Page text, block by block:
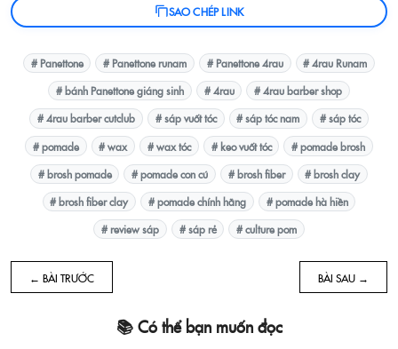
SAO CHÉP LINK
# Panettone # Panettone runam # Panettone 4rau
# 4rau Runam
# bánh Panettone giáng sinh
# 4rau
# 4rau barber shop
# 4rau barber cutclub
# sáp vuốt tóc # sáp tóc nam
# sáp tóc
# pomade
# wax # wax tóc # keo vuốt tóc
# pomade brosh
# brosh pomade
# pomade con cú # brosh fiber
# brosh clay
# brosh fiber clay
# pomade chính hãng
# pomade hà hiền
# review sáp
# sáp rẻ # culture pom
← BÀI TRƯỚC BÀI SAU →
📚 Có thể bạn muốn đọc